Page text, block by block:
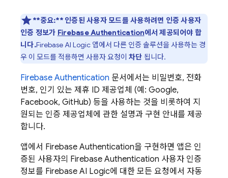
**중요:**인증된 사용자 모드를 사용하려면 인증 사용자
인증 정보가 Firebase Authentication에서 제공되어야 합
니다.Firebase AI Logic앱에서 다른 인증 솔루션을 사용하는 경
우 이 모드를 적용하면 사용자 요청이 차단 됩니다.
Firebase Authentication 문서에서는 비밀번호, 전화
번호, 인기 있는 제휴 ID 제공업체 (예: Google,
Facebook, GitHub) 등을 사용하는 것을 비롯하여 지
원되는 인증 제공업체에 관한 설명과 구현 안내를 제공
합니다.
앱에서 Firebase Authentication을 구현하면 앱은 인
증된 사용자의 Firebase Authentication 사용자 인증
정보를 Firebase AI Logic에 대한 모든 요청에서 자동